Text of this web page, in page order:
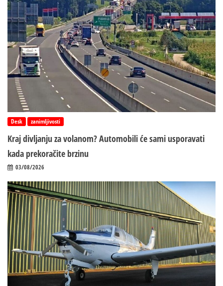
Desk zanimljivosti
Kraj divljanju za volanom? Automobili će sami usporavati
kada prekoračite brzinu
03/08/2026